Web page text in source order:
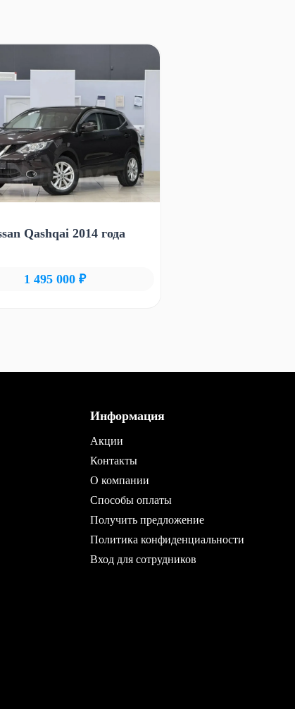
Qashqai 2014 года
1 495 000 ₽
Информация
Акции
Контакты
О компании
Способы оплаты
Получить предложение
Политика конфиденциальности
Вход для сотрудников